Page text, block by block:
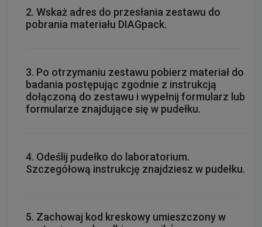
Wskaż adres do przesłania zestawu do
pobrania materiału DIAGpack.
Po otrzymaniu zestawu pobierz materiał do
badania postępując zgodnie z instrukcją
dołączoną do zestawu i wypełnij formularz lub
formularze znajdujące się w pudełku.
Odeślij pudełko do laboratorium.
Szczegółową instrukcję znajdziesz w pudełku.
Zachowaj kod kreskowy umieszczony w